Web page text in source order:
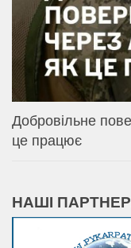
Добровільне
це працює
НАШІ